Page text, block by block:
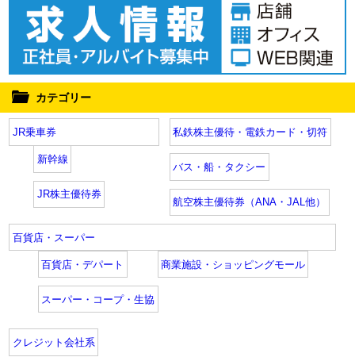
カテゴリー
JR乗車券
新幹線
JR株主優待券
私鉄株主優待・電鉄カード・切符
バス・船・タクシー
航空株主優待券（ANA・JAL他）
百貨店・スーパー
百貨店・デパート 商業施設・ショッピングモール
スーパー・コープ・生協
クレジット会社系